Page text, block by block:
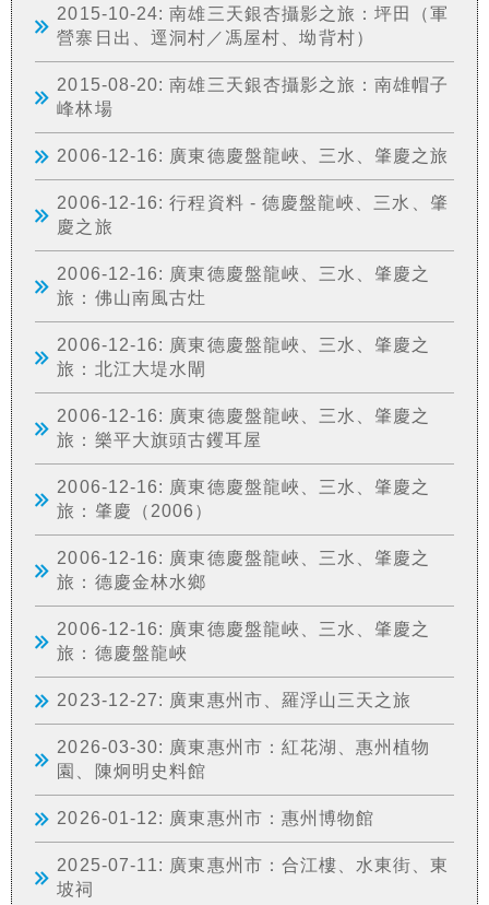
2015-10-24: 南雄三天銀杏攝影之旅：坪田（軍
營寨日出、逕洞村／馮屋村、坳背村）
2015-08-20: 南雄三天銀杏攝影之旅：南雄帽子
峰林場
2006-12-16: 廣東德慶盤龍峽、三水、肇慶之旅
2006-12-16: 行程資料 - 德慶盤龍峽、三水、肇
慶之旅
2006-12-16: 廣東德慶盤龍峽、三水、肇慶之
旅：佛山南風古灶
2006-12-16: 廣東德慶盤龍峽、三水、肇慶之
旅：北江大堤水閘
2006-12-16: 廣東德慶盤龍峽、三水、肇慶之
旅：樂平大旗頭古钁耳屋
2006-12-16: 廣東德慶盤龍峽、三水、肇慶之
旅：肇慶（2006）
2006-12-16: 廣東德慶盤龍峽、三水、肇慶之
旅：德慶金林水鄉
2006-12-16: 廣東德慶盤龍峽、三水、肇慶之
旅：德慶盤龍峽
2023-12-27: 廣東惠州市、羅浮山三天之旅
2026-03-30: 廣東惠州市：紅花湖、惠州植物
園、陳炯明史料館
2026-01-12: 廣東惠州市：惠州博物館
2025-07-11: 廣東惠州市：合江樓、水東街、東
坡祠